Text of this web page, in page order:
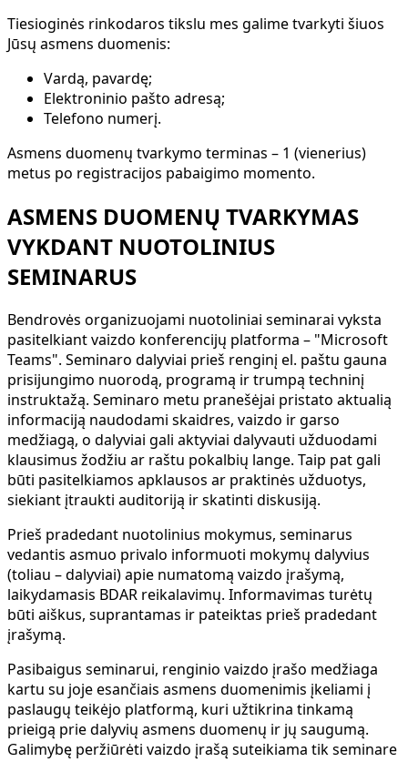
Tiesioginės rinkodaros tikslu mes galime tvarkyti šiuos
Jūsų asmens duomenis:
Vardą, pavardę;
Elektroninio pašto adresą;
Telefono numerį.
Asmens duomenų tvarkymo terminas – 1 (vienerius)
metus po registracijos pabaigimo momento.
ASMENS DUOMENŲ TVARKYMAS
VYKDANT NUOTOLINIUS
SEMINARUS
Bendrovės organizuojami nuotoliniai seminarai vyksta
pasitelkiant vaizdo konferencijų platforma – "Microsoft
Teams". Seminaro dalyviai prieš renginį el. paštu gauna
prisijungimo nuorodą, programą ir trumpą techninį
instruktažą. Seminaro metu pranešėjai pristato aktualią
informaciją naudodami skaidres, vaizdo ir garso
medžiagą, o dalyviai gali aktyviai dalyvauti užduodami
klausimus žodžiu ar raštu pokalbių lange. Taip pat gali
būti pasitelkiamos apklausos ar praktinės užduotys,
siekiant įtraukti auditoriją ir skatinti diskusiją.
Prieš pradedant nuotolinius mokymus, seminarus
vedantis asmuo privalo informuoti mokymų dalyvius
(toliau – dalyviai) apie numatomą vaizdo įrašymą,
laikydamasis BDAR reikalavimų. Informavimas turėtų
būti aiškus, suprantamas ir pateiktas prieš pradedant
įrašymą.
Pasibaigus seminarui, renginio vaizdo įrašo medžiaga
kartu su joje esančiais asmens duomenimis įkeliami į
paslaugų teikėjo platformą, kuri užtikrina tinkamą
prieigą prie dalyvių asmens duomenų ir jų saugumą.
Galimybę peržiūrėti vaizdo įrašą suteikiama tik seminare